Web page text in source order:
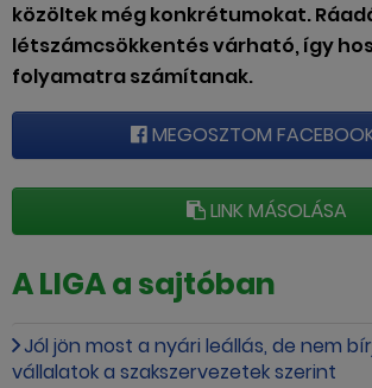
közöltek még konkrétumokat.
létszámcsökkentés várható, így
folyamatra számítanak.
MEGOSZTOM
LINK MÁSOLÁSA
A LIGA a sajtóban
Jól jön most a nyári leállás, de nem
vállalatok a szakszervezetek szerint